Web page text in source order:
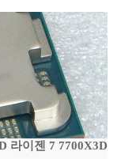
라이젠 7 7700X3D